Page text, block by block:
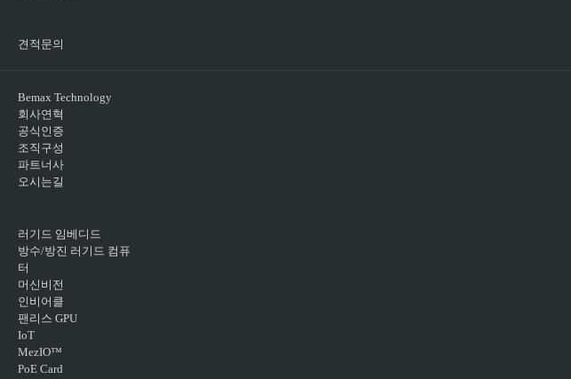
견적문의
Bemax Technology
회사연혁
공식인증
조직구성
파트너사
오시는길
러기드 임베디드
방수/방진 러기드 컴퓨
터
머신비전
인비어클
팬리스 GPU
IoT
MezIO™
PoE Card